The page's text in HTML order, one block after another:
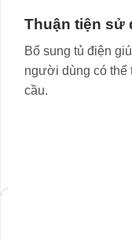
Thuận tiện sử
Bổ sung tủ điện
người dùng có thể
cầu.